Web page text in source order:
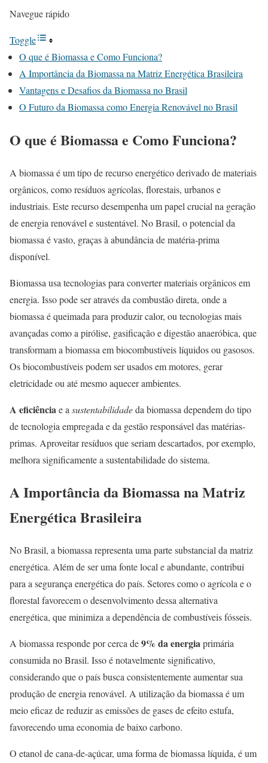
Navegue rápido
Toggle
O que é Biomassa e Como Funciona?
A Importância da Biomassa na Matriz Energética Brasileira
Vantagens e Desafios da Biomassa no Brasil
O Futuro da Biomassa como Energia Renovável no Brasil
O que é Biomassa e Como Funciona?
A biomassa é um tipo de recurso energético derivado de materiais
orgânicos, como resíduos agrícolas, florestais, urbanos e
industriais. Este recurso desempenha um papel crucial na geração
de energia renovável e sustentável. No Brasil, o potencial da
biomassa é vasto, graças à abundância de matéria-prima
disponível.
Biomassa usa tecnologias para converter materiais orgânicos em
energia. Isso pode ser através da combustão direta, onde a
biomassa é queimada para produzir calor, ou tecnologias mais
avançadas como a pirólise, gasificação e digestão anaeróbica, que
transformam a biomassa em biocombustíveis líquidos ou gasosos.
Os biocombustíveis podem ser usados em motores, gerar
eletricidade ou até mesmo aquecer ambientes.
A eficiência e a sustentabilidadeda biomassa dependem do tipo
de tecnologia empregada e da gestão responsável das matérias-
primas. Aproveitar resíduos que seriam descartados, por exemplo,
melhora significamente a sustentabilidade do sistema.
A Importância da Biomassa na Matriz
Energética Brasileira
No Brasil, a biomassa representa uma parte substancial da matriz
energética. Além de ser uma fonte local e abundante, contribui
para a segurança energética do país. Setores como o agrícola e o
florestal favorecem o desenvolvimento dessa alternativa
energética, que minimiza a dependência de combustíveis fósseis.
A biomassa responde por cerca de9% da energiaprimária
consumida no Brasil. Isso é notavelmente significativo,
considerando que o país busca consistentemente aumentar sua
produção de energia renovável. A utilização da biomassa é um
meio eficaz de reduzir as emissões de gases de efeito estufa,
favorecendo uma economia de baixo carbono.
O etanol de cana-de-açúcar, uma forma de biomassa líquida, é um